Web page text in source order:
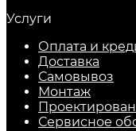
Услуги
Оплата и
Доставка
Самовывоз
Монтаж
Сервисное